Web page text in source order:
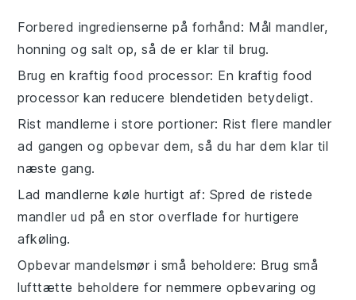
Forbered ingredienserne på forhånd: Målmandler,
honning og salt op, så de er klar til brug.
Brug en kraftig food processor: En kraftig food
processor kan reducere blendetiden betydeligt.
Rist mandlerne i store portioner: Rist flere mandler
ad gangen og opbevar dem, så du har dem klar til
næste gang.
Lad mandlerne køle hurtigt af: Spred de ristede
mandler ud på en stor overflade for hurtigere
afkøling.
Opbevar mandelsmør i små beholdere: Brug små
lufttætte beholdere for nemmere opbevaring og